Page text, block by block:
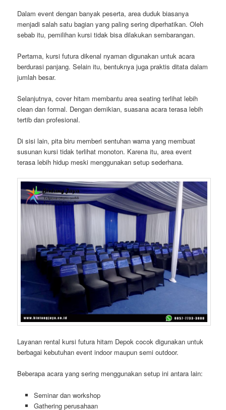
Dalam event dengan banyak peserta, area duduk biasanya
menjadi salah satu bagian yang paling sering diperhatikan. Oleh
sebab itu, pemilihan kursi tidak bisa dilakukan sembarangan.
Pertama, kursi futura dikenal nyaman digunakan untuk acara
berdurasi panjang. Selain itu, bentuknya juga praktis ditata dalam
jumlah besar.
Selanjutnya, cover hitam membantu area seating terlihat lebih
clean dan formal. Dengan demikian, suasana acara terasa lebih
tertib dan profesional.
Di sisi lain, pita biru memberi sentuhan warna yang membuat
susunan kursi tidak terlihat monoton. Karena itu, area event
terasa lebih hidup meski menggunakan setup sederhana.
Layanan rental kursi futura hitam Depok cocok digunakan untuk
berbagai kebutuhan event indoor maupun semi outdoor.
Beberapa acara yang sering menggunakan setup ini antara lain:
Seminar dan workshop
Gathering perusahaan